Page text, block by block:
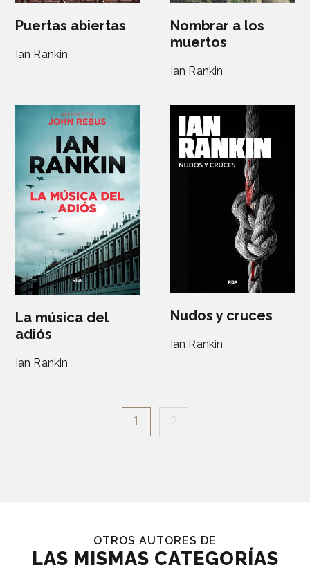
Puertas abiertas
Ian Rankin
Nombrar a los
muertos
Ian Rankin
La música del
adiós
Ian Rankin
Nudos y cruces
Ian Rankin
1 2
OTROS AUTORES DE
LAS MISMAS CATEGORÍAS